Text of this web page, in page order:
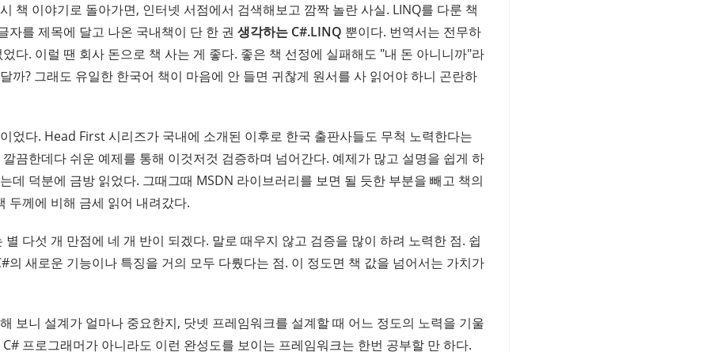
책 이야기로 돌아가면, 인터넷 서점에서 검색해보고 깜짝 놀란 사실. LINQ를 다룬 책
자를 제목에 달고 나온 국내책이 단 한 권 생각하는 C#.LINQ 뿐이다. 번역서는 전무하
다. 이럴 땐 회사 돈으로 책 사는 게 좋다. 좋은 책 선정에 실패해도 "내 돈 아니니까"라
까? 그래도 유일한 한국어 책이 마음에 안 들면 귀찮게 원서를 사 읽어야 하니 곤란하
었다. Head First 시리즈가 국내에 소개된 이후로 한국 출판사들도 무척 노력한다는
끔한데다 쉬운 예제를 통해 이것저것 검증하며 넘어간다. 예제가 많고 설명을 쉽게 하
데 덕분에 금방 읽었다. 그때그때 MSDN 라이브러리를 보면 될 듯한 부분을 빼고 책의
두께에 비해 금세 읽어 내려갔다.
별 다섯 개 만점에 네 개 반이 되겠다. 말로 때우지 않고 검증을 많이 하려 노력한 점. 쉽
의 새로운 기능이나 특징을 거의 모두 다뤘다는 점. 이 정도면 책 값을 넘어서는 가치가
보니 설계가 얼마나 중요한지, 닷넷 프레임워크를 설계할 때 어느 정도의 노력을 기울
프로그래머가 아니라도 이런 완성도를 보이는 프레임워크는 한번 공부할 만 하다.